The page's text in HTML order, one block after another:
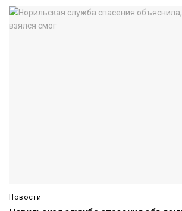
Новости